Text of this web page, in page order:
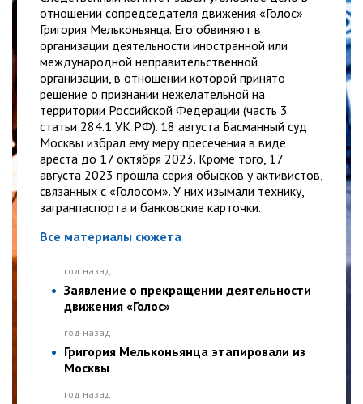
отношении сопредседателя движения «Голос»
Григория Мельконьянца. Его обвиняют в
организации деятельности иностранной или
международной неправительственной
организации, в отношении которой принято
решение о признании нежелательной на
территории Российской Федерации (часть 3
статьи 284.1 УК РФ). 18 августа Басманный суд
Москвы избрал ему меру пресечения в виде
ареста до 17 октября 2023. Кроме того, 17
августа 2023 прошла серия обысков у активистов,
связанных с «Голосом». У них изымали технику,
загранпаспорта и банковские карточки.
Все материалы сюжета
год назад
Заявление о прекращении деятельности
движения «Голос»
год назад
Григория Мельконьянца этапировали из
Москвы
год назад